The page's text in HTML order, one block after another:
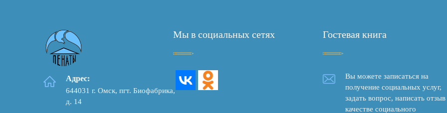
Адрес:
644031 г. Омск, пгт. Биофабрика,
д. 14
Мы в социальных сетях Гостевая книга
Вы можете записаться на
получение социальных услуг,
задать вопрос, написать
качестве социального